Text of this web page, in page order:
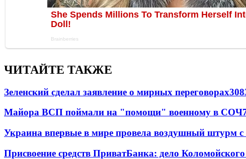
ЧИТАЙТЕ ТАКЖЕ
Зеленский сделал заявление о мирных переговорах
Майора ВСП поймали на "помощи" военному в СОЧ
Украина впервые в мире провела воздушный штурм с
Присвоение средств ПриватБанка: дело